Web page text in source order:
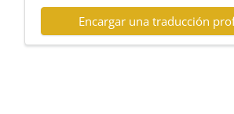
Encargar una traducción